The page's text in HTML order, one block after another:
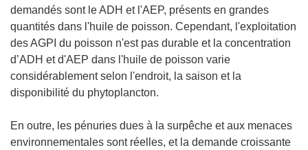
demandés sont le ADH et l'AEP, présents en grandes
quantités dans l'huile de poisson. Cependant, l'exploitation
des AGPI du poisson n'est pas durable et la concentration
d’ADH et d'AEP dans l'huile de poisson varie
considérablement selon l'endroit, la saison et la
disponibilité du phytoplancton.
En outre, les pénuries dues à la surpêche et aux menaces
environnementales sont réelles, et la demande croissante